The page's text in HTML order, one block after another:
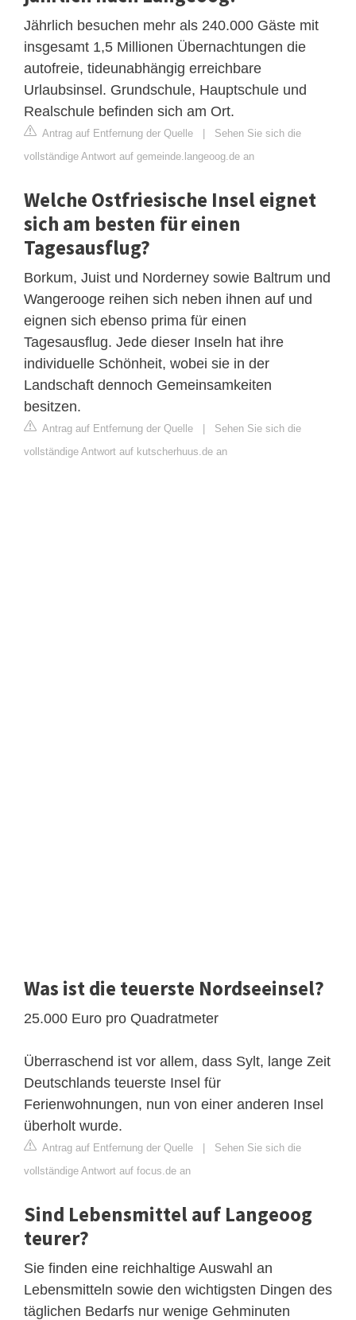
Jährlich besuchen mehr als 240.000 Gäste mit
insgesamt 1,5 Millionen Übernachtungen die
autofreie, tideunabhängig erreichbare
Urlaubsinsel. Grundschule, Hauptschule und
Realschule befinden sich am Ort.
Antrag auf Entfernung der Quelle | Sehen Sie sich die
vollständige Antwort auf gemeinde.langeoog.de an
Welche Ostfriesische Insel eignet
sich am besten für einen
Tagesausflug?
Borkum, Juist und Norderney sowie Baltrum und
Wangerooge reihen sich neben ihnen auf und
eignen sich ebenso prima für einen
Tagesausflug. Jede dieser Inseln hat ihre
individuelle Schönheit, wobei sie in der
Landschaft dennoch Gemeinsamkeiten
besitzen.
Antrag auf Entfernung der Quelle | Sehen Sie sich die
vollständige Antwort auf kutscherhuus.de an
Was ist die teuerste Nordseeinsel?
25.000 Euro pro Quadratmeter
Überraschend ist vor allem, dass Sylt, lange Zeit
Deutschlands teuerste Insel für
Ferienwohnungen, nun von einer anderen Insel
überholt wurde.
Antrag auf Entfernung der Quelle | Sehen Sie sich die
vollständige Antwort auf focus.de an
Sind Lebensmittel auf Langeoog
teurer?
Sie finden eine reichhaltige Auswahl an
Lebensmitteln sowie den wichtigsten Dingen des
täglichen Bedarfs nur wenige Gehminuten